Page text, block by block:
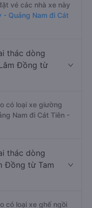
vé các nhà xe này
- Quảng Nam đi Cát
thác dòng
Đồng từ
có loại xe giường
Nam đi Cát Tiên -
thác dòng
Đồng từ Tam
có loại xe ghế ngồi